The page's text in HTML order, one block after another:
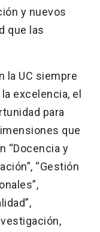
y nuevos
que las
la UC siempre
excelencia, el
para
que
“Docencia y
“Gestión